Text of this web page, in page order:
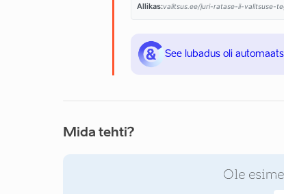
Allikas:valitsus.ee/juri-ratase-ii-valitsuse-
See lubadus oli
Mida tehti?
Ole